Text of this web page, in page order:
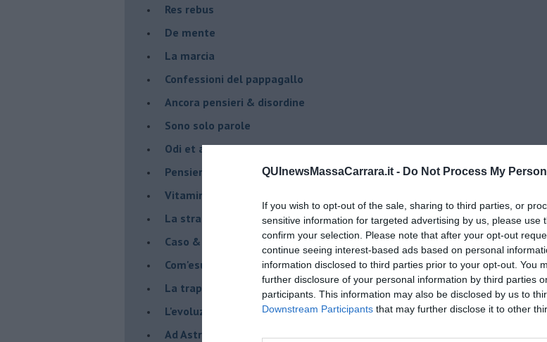
QUInewsMassaCarrara.it - Do Not Process My
If you wish to opt-out of the sale, sharing to third parties, or
sensitive information for targeted advertising by us, please use
confirm your selection. Please note that after your opt-out
continue seeing interest-based ads based on personal
information disclosed to third parties prior to your opt-out. You
further disclosure of your personal information by third parties
participants. This information may also be disclosed by us to
Downstream Participants that may further disclose it to other
Res rebus
De mente
La marcia
Confessioni del pappagallo
Ancora pensieri & disordine
Sono solo parole
Odi et amo
Pensieri in disordine sparso
Vitamina D
La strada
Caso & cambiamento
Com'esuli pensieri
La trappola di Tucidide, o della 3ª C
L'evoluzione umana
Ad Astra